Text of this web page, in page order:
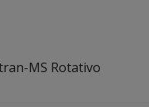
MS Rotativo